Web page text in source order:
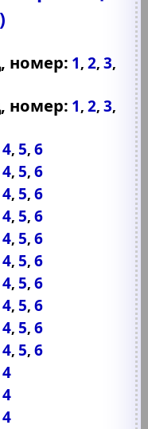
номер: 1,2,3,
номер: 1,2,3,
4, 5,6
4, 5,6
4, 5,6
4, 5,6
4, 5,6
4, 5,6
4, 5,6
4, 5,6
4, 5,6
4, 5,6
4
4
4